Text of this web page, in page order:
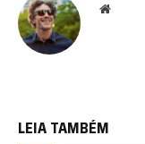
Website
LEIA TAMBÉM